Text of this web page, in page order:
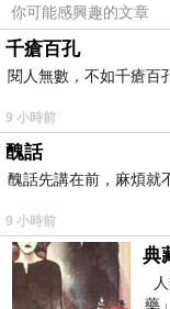
品號：3443662
可愛造型
官方授權
可當鑰匙圈
你可能感興趣的文章
千瘡百孔
閱人無數，不如千瘡百
9 小時前
醜話
醜話先講在前，麻煩就
9 小時前
典
藥